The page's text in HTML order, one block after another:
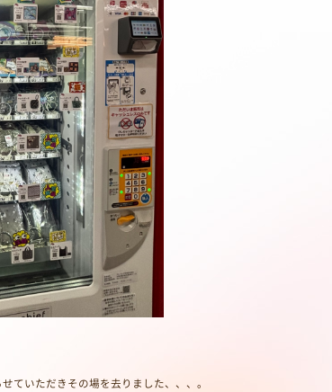
ていただきその場を去りました、、、。